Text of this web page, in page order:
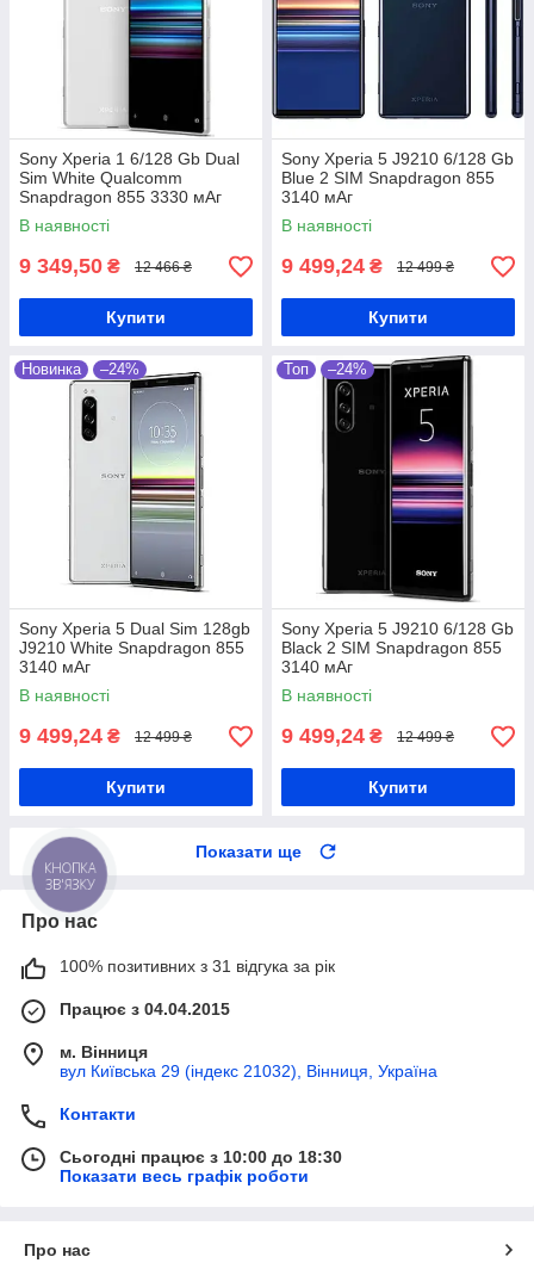
Sony Xperia 1 6/128 Gb Dual
Sim White Qualcomm
Snapdragon 855 3330 мАг
В наявності
9 349,50 ₴ 12 466 ₴
Купити
Sony Xperia 5 J9210 6/128 Gb
Blue 2 SIM Snapdragon 855
3140 мАг
В наявності
9 499,24 ₴ 12 499 ₴
Купити
Новинка –24%
Sony Xperia 5 Dual Sim 128gb
J9210 White Snapdragon 855
3140 мАг
В наявності
9 499,24 ₴ 12 499 ₴
Купити
Топ –24%
Sony Xperia 5 J9210 6/128 Gb
Black 2 SIM Snapdragon 855
3140 мАг
В наявності
9 499,24 ₴ 12 499 ₴
Купити
Показати ще
Про нас
100% позитивних з 31 відгука за рік
Працює з 04.04.2015
м. Вінниця
вул Київська 29 (індекс 21032), Вінниця, Україна
Контакти
Сьогодні працює з 10:00 до 18:30
Показати весь графік роботи
Про нас
КНОПКА
ЗВ'ЯЗКУ